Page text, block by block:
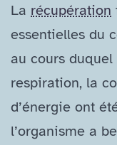
La récupération
essentielles du
au cours
respiration, la
d’énergie ont
l’organisme a